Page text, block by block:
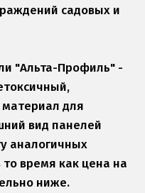
садовых и
"Альта-Профиль" -
для
вид панелей
аналогичных
время как цена на
ниже.